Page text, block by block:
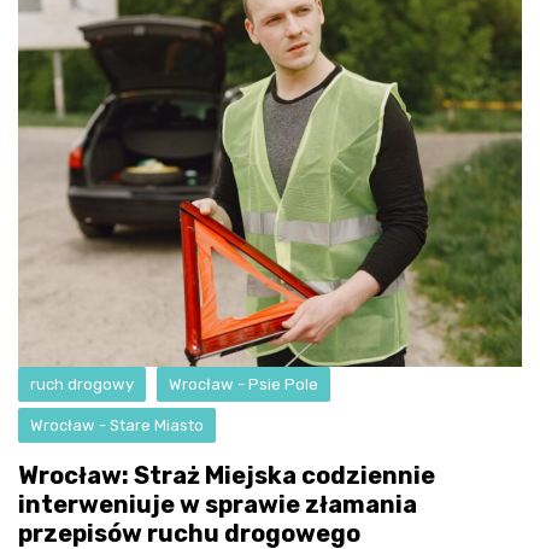
ruch drogowy Wrocław - Psie Pole
Wrocław - Stare Miasto
Wrocław: Straż Miejska codziennie
interweniuje w sprawie złamania
przepisów ruchu drogowego